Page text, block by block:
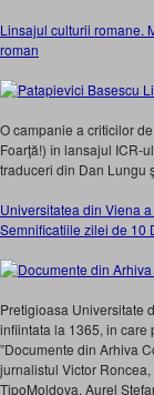
Linsajul culturii romane.
roman
O campanie a criticilor
Foarţă!) în lansajul ICR-
traduceri din Dan Lungu
Universitatea din Viena
Semnificatiile zilei de 10
Pretigioasa Universitate
infiintata la 1365, in care
”Documente din Arhiva
jurnalistul Victor
TipoMoldova, Aurel